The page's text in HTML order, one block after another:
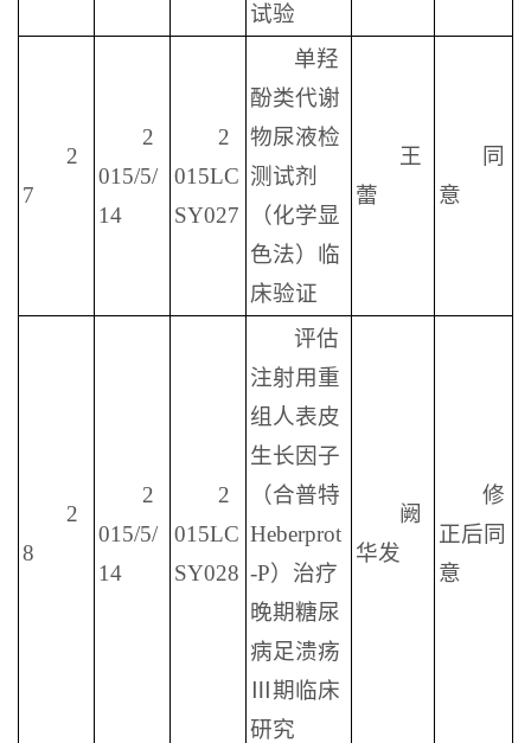
试验
2
7
2
015/5/
14
2
015LC
SY027
单羟
酚类代谢
物尿液检
测试剂
（化学显
色法）临
床验证
王
蕾
同
意
2
8
2
015/5/
14
2
015LC
SY028
评估
注射用重
组人表皮
生长因子
（合普特
Heberprot
-P）治疗
晚期糖尿
病足溃疡
Ⅲ期临床
研究
阙
华发
修
正后同
意